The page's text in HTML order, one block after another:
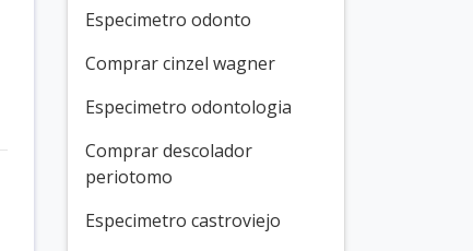
Especimetro odonto
Comprar cinzel wagner
Especimetro odontologia
Comprar descolador
periotomo
Especimetro castroviejo